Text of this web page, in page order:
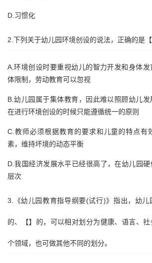
D.习惯化
2.下列关于幼儿园环境创设的说法，正确的是【
A.环境创设时要重视幼儿的智力开发和身体
体限制，劳动教育可以忽视
B.幼儿园属于集体教育，因此难以照顾幼儿
在进行环境创设的时候只能遵循统一的原则
C.教师必须根据教育的要求和儿童的特点有
素，维持坏境的动态平衡
D.我国经济发展水平已经很高了，在幼儿园
层次
3.《幼儿园教育指导纲要(试行)》指出，幼儿
的、【】的，可以相对划分为健康、语言、
个领域，也可做其他不同的划分。